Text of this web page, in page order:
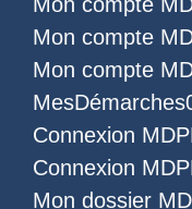
Mon compte
Mon compte
Connexion
Connexion
Mon dossier